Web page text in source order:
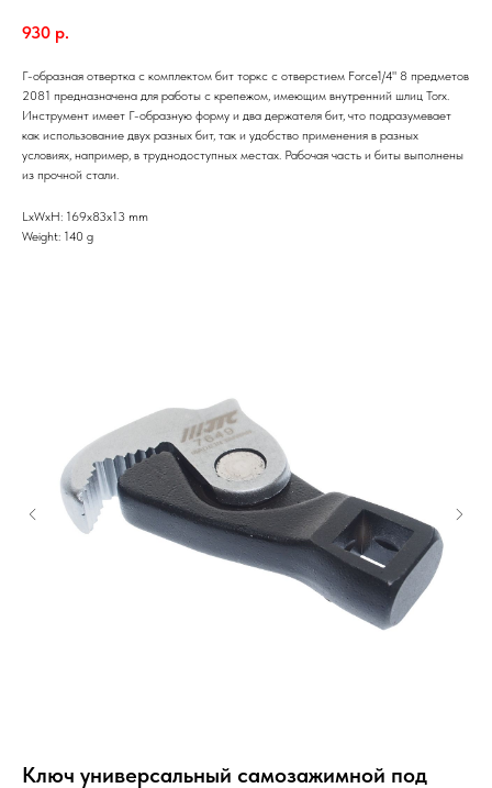
930 р.
Г-образная отвертка с комплектом бит торкс с отверстием Force1/4" 8 предметов
2081 предназначена для работы с крепежом, имеющим внутренний шлиц Torx.
Инструмент имеет Г-образную форму и два держателя бит, что подразумевает
как использование двух разных бит, так и удобство применения в разных
условиях, например, в труднодоступных местах. Рабочая часть и биты выполнены
из прочной стали.
LxWxH: 169x83x13 mm
Weight: 140 g
Ключ универсальный самозажимной под